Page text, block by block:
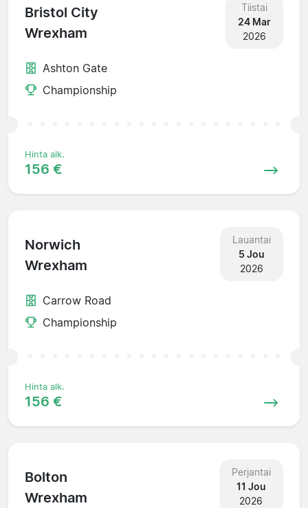
Bristol City
Wrexham
Tiistai
24 Mar
2026
Ashton Gate
Championship
Hinta alk.
156 €
Norwich
Wrexham
Lauantai
5 Jou
2026
Carrow Road
Championship
Hinta alk.
156 €
Bolton
Wrexham
Perjantai
11 Jou
2026